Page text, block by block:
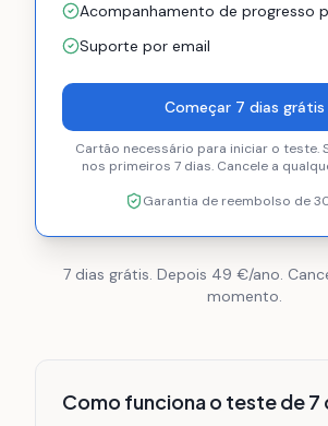
Acompanhamento de progresso
Suporte por email
Começar 7 dias grátis
Cartão necessário para iniciar o teste.
nos primeiros 7 dias. Cancele a
Garantia de reembolso de
7 dias grátis. Depois 49 €/ano.
momento.
Como funciona o teste de 7